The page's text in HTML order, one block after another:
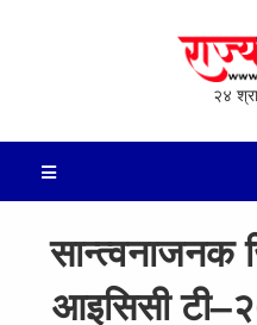
२४
सान्त्वनाजनक
आइसिसी